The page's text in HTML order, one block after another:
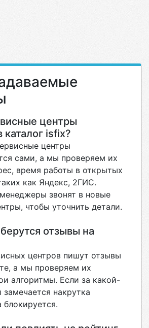
центры
каталог isfix?
центры
сами, а мы проверяем их
время работы в открытых
как Яндекс, 2ГИС.
звонят в новые
чтобы уточнить детали.
отзывы на
центров пишут отзывы
а мы проверяем их
алгоритмы. Если за какой-
накрутка